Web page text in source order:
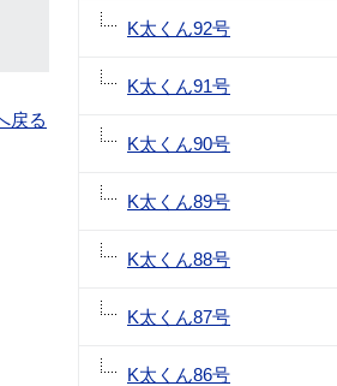
戻る
K太くん92号
K太くん91号
K太くん90号
K太くん89号
K太くん88号
K太くん87号
K太くん86号